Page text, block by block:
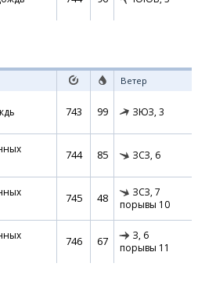
Ветер
743 99 ЗЮЗ, 3
744 85 ЗСЗ, 6
745 48 ЗСЗ, 7
порывы 10
746 67 З, 6
порывы 11